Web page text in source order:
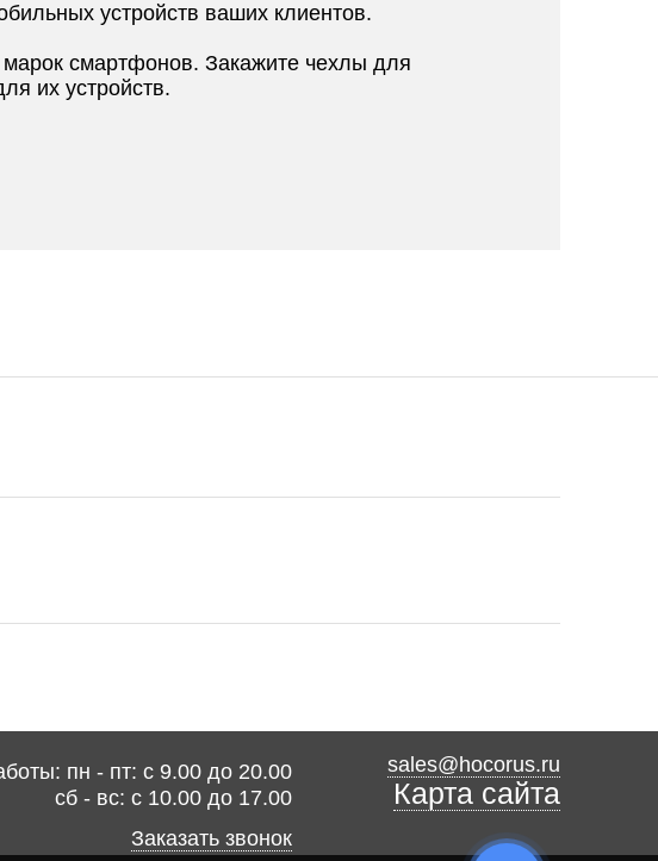
устройств ваших клиентов.
смартфонов. Закажите чехлы для
их устройств.
пн - пт: с 9.00 до 20.00
сб - вс: с 10.00 до 17.00
Заказать звонок
sales@hocorus.ru
Карта сайта